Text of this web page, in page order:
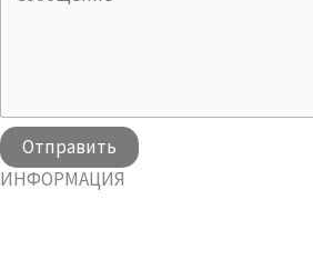
Отправить
ИНФОРМАЦИЯ